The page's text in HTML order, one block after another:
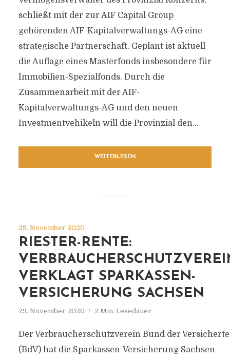
schließt mit der zur AIF Capital Group
gehörenden AIF-Kapitalverwaltungs-AG eine
strategische Partnerschaft. Geplant ist aktuell
die Auflage eines Masterfonds insbesondere für
Immobilien-Spezialfonds. Durch die
Zusammenarbeit mit der AIF-
Kapitalverwaltungs-AG und den neuen
Investmentvehikeln will die Provinzial den...
WEITERLESEN
29. November 2020
RIESTER-RENTE:
VERKLAGT SPARKASSEN-
VERSICHERUNG SACHSEN
29. November 2020 2 Min. Lesedauer
Der Verbraucherschutzverein Bund der
(BdV) hat die Sparkassen-Versicherung Sachsen